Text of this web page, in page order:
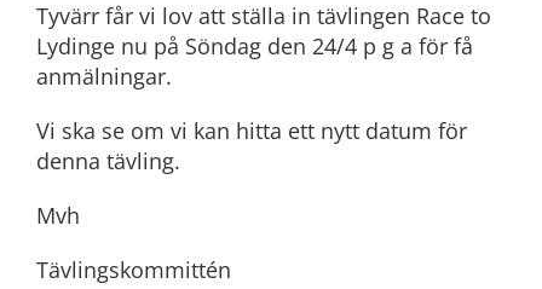
Tyvärr får vi lov att ställa in tävlingen Race to
Lydinge nu på Söndag den 24/4 p g a för få
anmälningar.
Vi ska se om vi kan hitta ett nytt datum för
denna tävling.
Mvh
Tävlingskommittén